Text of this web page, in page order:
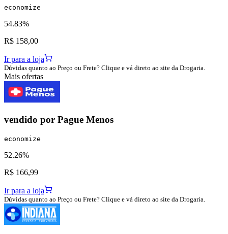
economize
54.83%
R$ 158,00
Ir para a loja
Dúvidas quanto ao Preço ou Frete? Clique e vá direto ao site da Drogaria.
Mais ofertas
vendido por Pague Menos
economize
52.26%
R$ 166,99
Ir para a loja
Dúvidas quanto ao Preço ou Frete? Clique e vá direto ao site da Drogaria.